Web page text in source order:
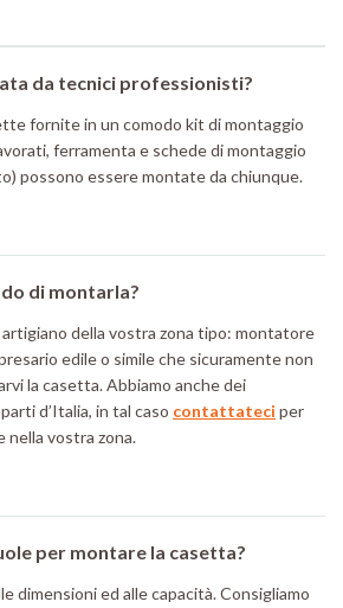
da tecnici professionisti?
fornite in un comodo kit di montaggio
ferramenta e schede di montaggio
possono essere montate da chiunque.
di montarla?
della vostra zona tipo: montatore
edile o simile che sicuramente non
la casetta. Abbiamo anche dei
d’Italia, in tal caso contattateci per
nella vostra zona.
per montare la casetta?
dimensioni ed alle capacità. Consigliamo